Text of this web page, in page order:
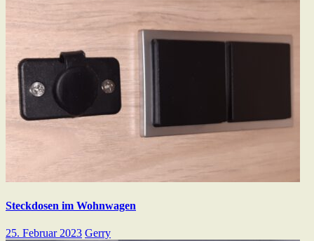
Steckdosen im Wohnwagen
25. Februar 2023 Gerry